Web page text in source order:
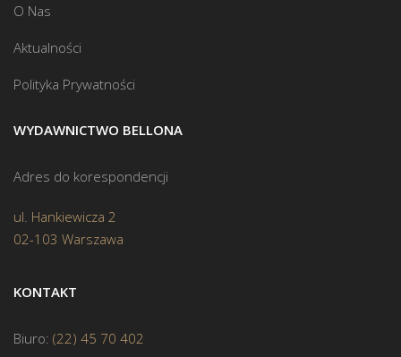
O Nas
Aktualności
Polityka Prywatności
WYDAWNICTWO BELLONA
Adres do korespondencji
ul. Hankiewicza 2
02-103 Warszawa
KONTAKT
Biuro: (22) 45 70 402